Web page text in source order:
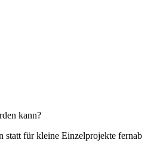
kann?
statt für kleine Einzelprojekte fernab